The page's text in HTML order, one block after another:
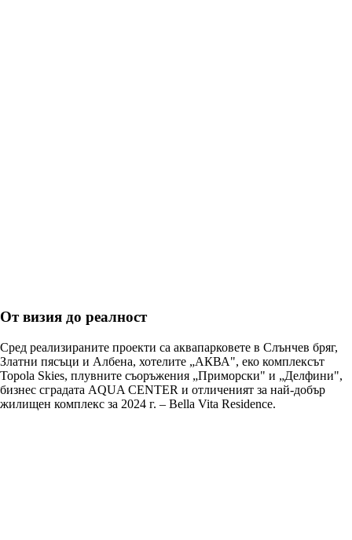
От визия до реалност
Сред реализираните проекти са аквапарковете в Слънчев бряг,
Златни пясъци и Албена, хотелите „АКВА", еко комплексът
Topola Skies, плувните съоръжения „Приморски" и „Делфини",
бизнес сградата AQUA CENTER и отличеният за най-добър
жилищен комплекс за 2024 г. – Bella Vita Residence.